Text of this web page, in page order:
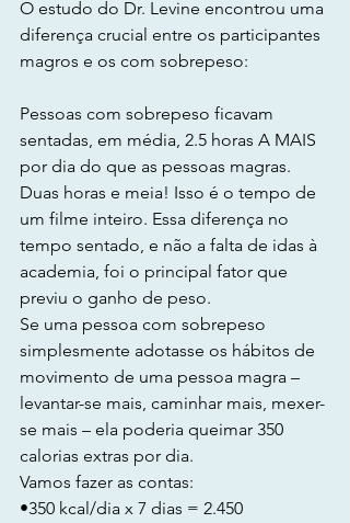
O estudo do Dr. Levine encontrou uma
diferença crucial entre os participantes
magros e os com sobrepeso:
Pessoas com sobrepeso ficavam
sentadas, em média, 2.5 horas A MAIS
por dia do que as pessoas magras.
Duas horas e meia! Isso é o tempo de
um filme inteiro. Essa diferença no
tempo sentado, e não a falta de idas à
academia, foi o principal fator que
previu o ganho de peso.
Se uma pessoa com sobrepeso
simplesmente adotasse os hábitos de
movimento de uma pessoa magra –
levantar-se mais, caminhar mais, mexer-
se mais – ela poderia queimar 350
calorias extras por dia.
Vamos fazer as contas:
•350 kcal/dia x 7 dias = 2.450